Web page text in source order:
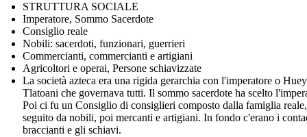
STRUTTURA SOCIALE
Imperatore, Sommo Sacerdote
Consiglio reale
Nobili: sacerdoti, funzionari, guerrieri
Commercianti, commercianti e artigiani
Agricoltori e operai, Persone schiavizzate
La società azteca era una rigida gerarchia con l'imperatore o Huey
Tlatoani che governava tutti. Il sommo sacerdote ha scelto
Poi ci fu un Consiglio di consiglieri composto dalla famiglia reale,
seguito da nobili, poi mercanti e artigiani. In fondo c'erano i
braccianti e gli schiavi.